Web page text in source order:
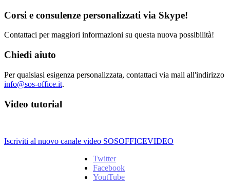
Corsi e consulenze personalizzati via Skype!
Contattaci per maggiori informazioni su questa nuova possibilità!
Chiedi aiuto
Per qualsiasi esigenza personalizzata, contattaci via mail all'indirizzo
info@sos-office.it.
Video tutorial
Iscriviti al nuovo canale video SOSOFFICEVIDEO
Twitter
Facebook
YoutTube